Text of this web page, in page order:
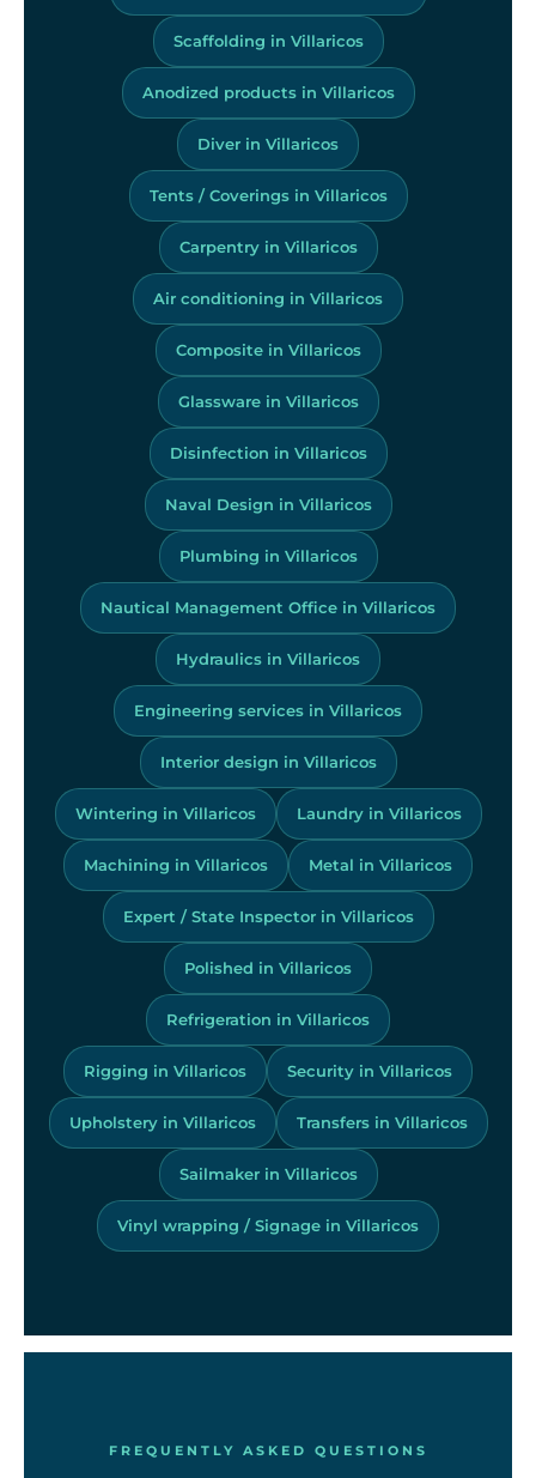
Scaffolding in Villaricos
Anodized products in Villaricos
Diver in Villaricos
Tents / Coverings in Villaricos
Carpentry in Villaricos
Air conditioning in Villaricos
Composite in Villaricos
Glassware in Villaricos
Disinfection in Villaricos
Naval Design in Villaricos
Plumbing in Villaricos
Nautical Management Office in Villaricos
Hydraulics in Villaricos
Engineering services in Villaricos
Interior design in Villaricos
Wintering in Villaricos Laundry in Villaricos
Machining in Villaricos Metal in Villaricos
Expert / State Inspector in Villaricos
Polished in Villaricos
Refrigeration in Villaricos
Rigging in Villaricos Security in Villaricos
Upholstery in Villaricos Transfers in Villaricos
Sailmaker in Villaricos
Vinyl wrapping / Signage in Villaricos
FREQUENTLY ASKED QUESTIONS